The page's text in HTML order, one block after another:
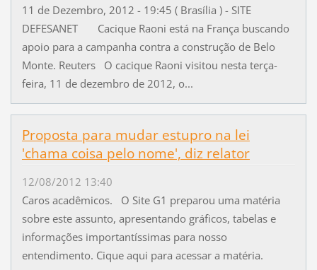
11 de Dezembro, 2012 - 19:45 ( Brasília ) - SITE
DEFESANET Cacique Raoni está na França buscando
apoio para a campanha contra a construção de Belo
Monte. Reuters O cacique Raoni visitou nesta terça-
feira, 11 de dezembro de 2012, o...
Proposta para mudar estupro na lei
'chama coisa pelo nome', diz relator
12/08/2012 13:40
Caros acadêmicos. O Site G1 preparou uma matéria
sobre este assunto, apresentando gráficos, tabelas e
informações importantíssimas para nosso
entendimento. Cique aqui para acessar a matéria.